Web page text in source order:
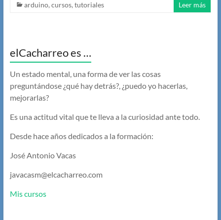
arduino,cursos,tutoriales Leer más
elCacharreo es …
Un estado mental, una forma de ver las cosas
preguntándose ¿qué hay detrás?, ¿puedo yo hacerlas,
mejorarlas?
Es una actitud vital que te lleva a la curiosidad ante todo.
Desde hace años dedicados a la formación:
José Antonio Vacas
javacasm@elcacharreo.com
Mis cursos